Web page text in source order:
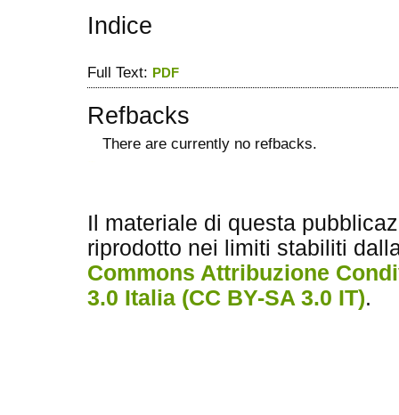
Indice
Full Text: PDF
Refbacks
There are currently no refbacks.
Il materiale di questa
riprodotto nei limiti stabiliti
Commons Attribuzione
3.0 Italia (CC BY-SA 3.0 IT).